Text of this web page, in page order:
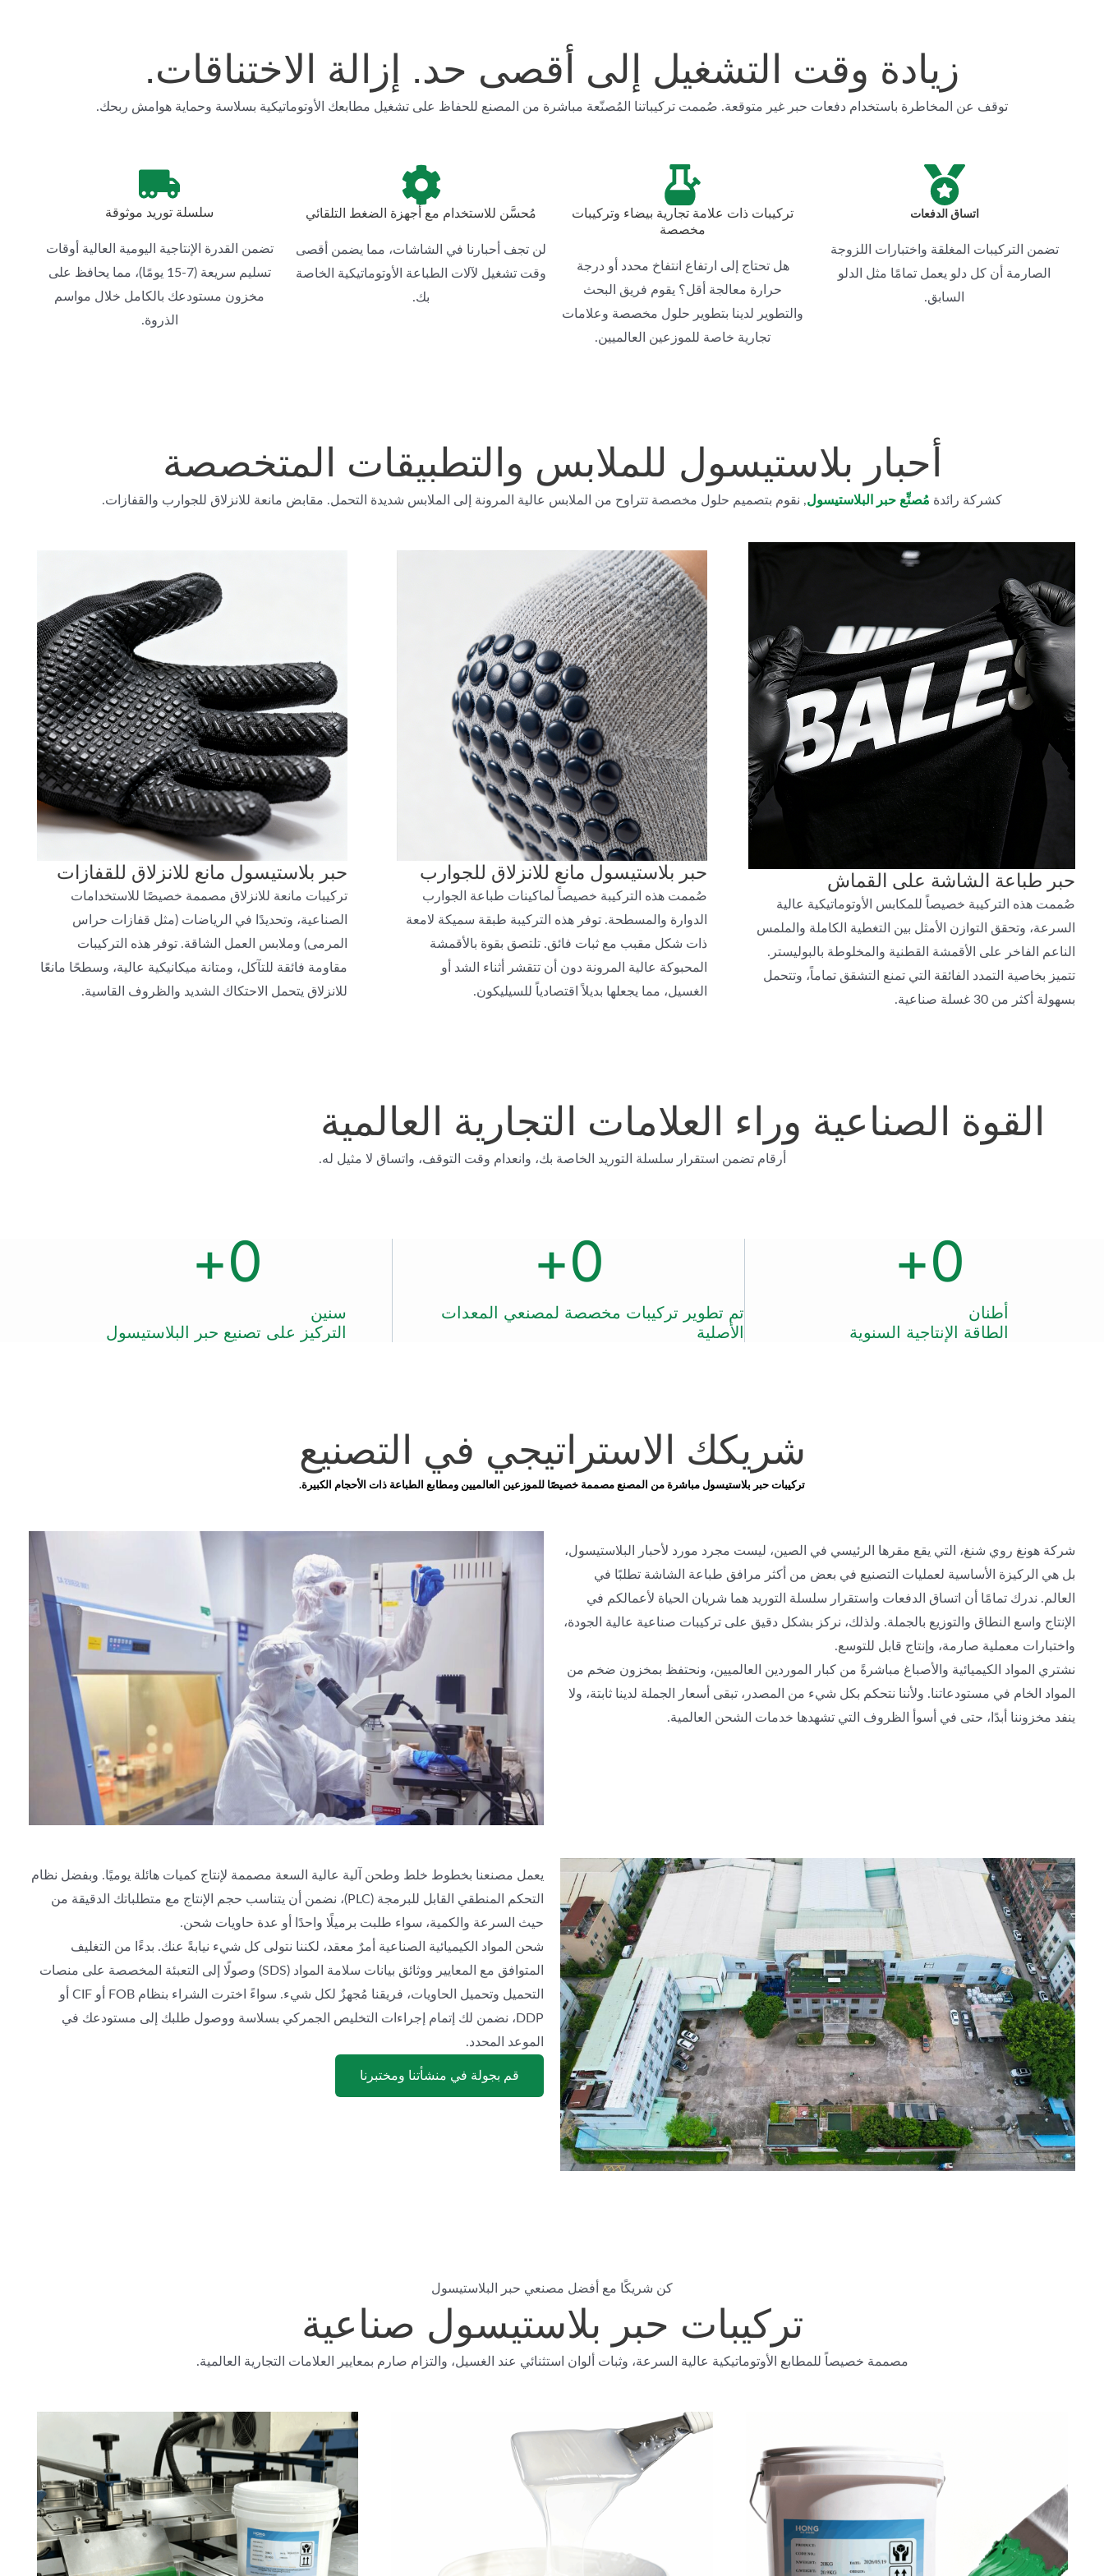
زيادة وقت التشغيل إلى أقصى حد. إزالة الاختناقات.
توقف عن المخاطرة باستخدام دفعات حبر غير متوقعة. صُممت تركيباتنا المُصنّعة مباشرة من المصنع للحفاظ على تشغيل مطابعك الأوتوماتيكية بسلاسة وحماية هوامش ربحك.
اتساق الدفعات
تضمن التركيبات المغلقة واختبارات اللزوجة
الصارمة أن كل دلو يعمل تمامًا مثل الدلو
السابق.
تركيبات ذات علامة تجارية بيضاء وتركيبات
مخصصة
هل تحتاج إلى ارتفاع انتفاخ محدد أو درجة
حرارة معالجة أقل؟ يقوم فريق البحث
والتطوير لدينا بتطوير حلول مخصصة وعلامات
تجارية خاصة للموزعين العالميين.
مُحسَّن للاستخدام مع أجهزة الضغط التلقائي
لن تجف أحبارنا في الشاشات، مما يضمن أقصى
وقت تشغيل لآلات الطباعة الأوتوماتيكية الخاصة
بك.
سلسلة توريد موثوقة
تضمن القدرة الإنتاجية اليومية العالية أوقات
تسليم سريعة (7-15 يومًا)، مما يحافظ على
مخزون مستودعك بالكامل خلال مواسم
الذروة.
أحبار بلاستيسول للملابس والتطبيقات المتخصصة
كشركة رائدة مُصنِّع حبر البلاستيسول, نقوم بتصميم حلول مخصصة تتراوح من الملابس عالية المرونة إلى الملابس شديدة التحمل. مقابض مانعة للانزلاق للجوارب والقفازات.
حبر طباعة الشاشة على القماش
صُممت هذه التركيبة خصيصاً للمكابس الأوتوماتيكية عالية
السرعة، وتحقق التوازن الأمثل بين التغطية الكاملة والملمس
الناعم الفاخر على الأقمشة القطنية والمخلوطة بالبوليستر.
تتميز بخاصية التمدد الفائقة التي تمنع التشقق تماماً، وتتحمل
بسهولة أكثر من 30 غسلة صناعية.
حبر بلاستيسول مانع للانزلاق للجوارب
صُممت هذه التركيبة خصيصاً لماكينات طباعة الجوارب
الدوارة والمسطحة. توفر هذه التركيبة طبقة سميكة لامعة
ذات شكل مقبب مع ثبات فائق. تلتصق بقوة بالأقمشة
المحبوكة عالية المرونة دون أن تتقشر أثناء الشد أو
الغسيل، مما يجعلها بديلاً اقتصادياً للسيليكون.
حبر بلاستيسول مانع للانزلاق للقفازات
تركيبات مانعة للانزلاق مصممة خصيصًا للاستخدامات
الصناعية، وتحديدًا في الرياضات (مثل قفازات حراس
المرمى) وملابس العمل الشاقة. توفر هذه التركيبات
مقاومة فائقة للتآكل، ومتانة ميكانيكية عالية، وسطحًا مانعًا
للانزلاق يتحمل الاحتكاك الشديد والظروف القاسية.
القوة الصناعية وراء العلامات التجارية العالمية
أرقام تضمن استقرار سلسلة التوريد الخاصة بك، وانعدام وقت التوقف، واتساق لا مثيل له.
أطنان
الطاقة الإنتاجية السنوية
0
+
تم تطوير تركيبات مخصصة لمصنعي المعدات
الأصلية
0
+
سنين
التركيز على تصنيع حبر البلاستيسول
0
+
شريكك الاستراتيجي في التصنيع
تركيبات حبر بلاستيسول مباشرة من المصنع مصممة خصيصًا للموزعين العالميين ومطابع الطباعة ذات الأحجام الكبيرة.
شركة هونغ روي شنغ، التي يقع مقرها الرئيسي في الصين، ليست مجرد مورد لأحبار البلاستيسول،
بل هي الركيزة الأساسية لعمليات التصنيع في بعض من أكثر مرافق طباعة الشاشة تطلبًا في
العالم. ندرك تمامًا أن اتساق الدفعات واستقرار سلسلة التوريد هما شريان الحياة لأعمالكم في
الإنتاج واسع النطاق والتوزيع بالجملة. ولذلك، نركز بشكل دقيق على تركيبات صناعية عالية الجودة،
واختبارات معملية صارمة، وإنتاج قابل للتوسع.
نشتري المواد الكيميائية والأصباغ مباشرةً من كبار الموردين العالميين، ونحتفظ بمخزون ضخم من
المواد الخام في مستودعاتنا. ولأننا نتحكم بكل شيء من المصدر، تبقى أسعار الجملة لدينا ثابتة، ولا
ينفد مخزوننا أبدًا، حتى في أسوأ الظروف التي تشهدها خدمات الشحن العالمية.
يعمل مصنعنا بخطوط خلط وطحن آلية عالية السعة مصممة لإنتاج كميات هائلة يوميًا. وبفضل نظام
التحكم المنطقي القابل للبرمجة (PLC)، نضمن أن يتناسب حجم الإنتاج مع متطلباتك الدقيقة من
حيث السرعة والكمية، سواء طلبت برميلًا واحدًا أو عدة حاويات شحن.
شحن المواد الكيميائية الصناعية أمرٌ معقد، لكننا نتولى كل شيء نيابةً عنك. بدءًا من التغليف
المتوافق مع المعايير ووثائق بيانات سلامة المواد (SDS) وصولًا إلى التعبئة المخصصة على منصات
التحميل وتحميل الحاويات، فريقنا مُجهزٌ لكل شيء. سواءً اخترت الشراء بنظام FOB أو CIF أو
DDP، نضمن لك إتمام إجراءات التخليص الجمركي بسلاسة ووصول طلبك إلى مستودعك في
الموعد المحدد.
قم بجولة في منشأتنا ومختبرنا
كن شريكًا مع أفضل مصنعي حبر البلاستيسول
تركيبات حبر بلاستيسول صناعية
مصممة خصيصاً للمطابع الأوتوماتيكية عالية السرعة، وثبات ألوان استثنائي عند الغسيل، والتزام صارم بمعايير العلامات التجارية العالمية.